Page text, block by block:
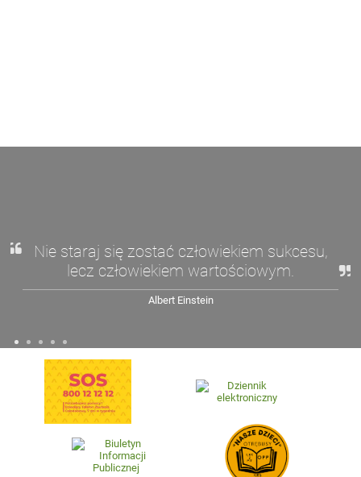
Nie staraj się zostać człowiekiem sukcesu,
lecz człowiekiem wartościowym.
Albert Einstein